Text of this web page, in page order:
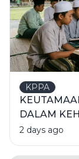
KPPA
DALAM
2 days ago